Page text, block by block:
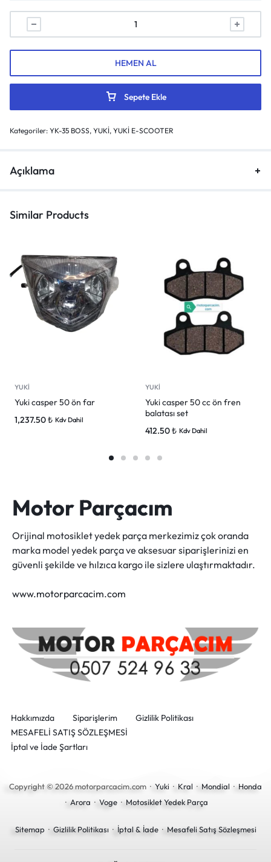
Sepete Ekle
HEMEN AL
Kategoriler: YK-35 BOSS, YUKİ, YUKİ E-SCOOTER
Açıklama
Similar Products
YUKİ
Yuki casper 50 ön far
1,237.50₺ Kdv Dahil
YUKİ
Yuki casper 50 cc ön fren
balatası set
412.50₺ Kdv Dahil
Motor Parçacım
Orijinal motosiklet yedek parça merkezimiz çok oranda
marka model yedek parça ve aksesuar siparişlerinizi en
güvenli şekilde ve hılzıca kargo ile sizlere ulaştırmaktadır.
www.motorparcacim.com
Hakkımızda Siparişlerim
Gizlilik Politikası
MESAFELİ SATIŞ SÖZLEŞMESİ
İptal ve İade Şartları
Copyright © 2026 motorparcacim.com · Yuki · Kral · Mondial · Honda
· Arora · Voge· Motosiklet Yedek Parça
Sitemap · Gizlilik Politikası · İptal & İade· Mesafeli Satış Sözleşmesi